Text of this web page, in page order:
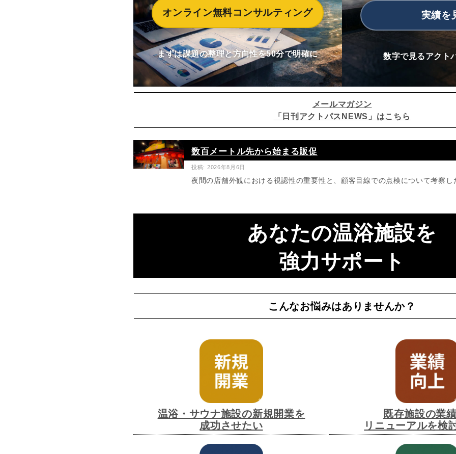
オンライン無料コンサルティング
まずは課題の整理と方向性を50分で明確に
実績を
数字で見るアクト
メールマガジン
「日刊アクトパスNEWS」はこちら
数百メートル先から始まる販促
投稿: 2026年8月6日
夜間の店舗外観における視認性の重要性と、顧客目線での点検について考察し
あなたの温浴施設を
強力サポート
こんなお悩みはありませんか？
温浴・サウナ施設の新規開業を
成功させたい
既存施設の業
リニューアルを検